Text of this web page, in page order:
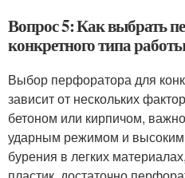
Вопрос 5: Как выбрать
конкретного типа работы
Выбор перфоратора для
зависит от нескольких
бетоном или кирпичом,
ударным режимом и
бурения в легких